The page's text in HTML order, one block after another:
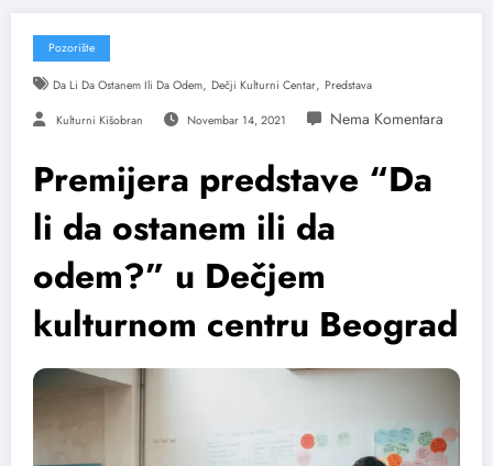
Pozorište
Da Li Da Ostanem Ili Da Odem, Dečji Kulturni Centar, Predstava
Kulturni Kišobran Novembar 14, 2021
Premijera predstave “Da
li da ostanem ili da
odem?” u Dečjem
kulturnom centru Beograd